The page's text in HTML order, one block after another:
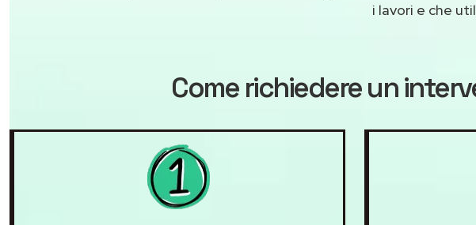
i lavori e che
Come richiedere un